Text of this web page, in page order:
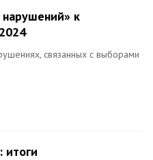
нарушений» к
связанных с выборами
итоги